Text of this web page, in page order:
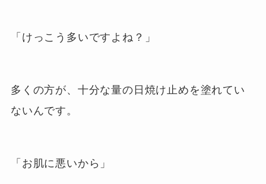
「けっこう多いですよね？」
多くの方が、十分な量の日焼け止めを塗れてい
ないんです。
「お肌に悪いから」